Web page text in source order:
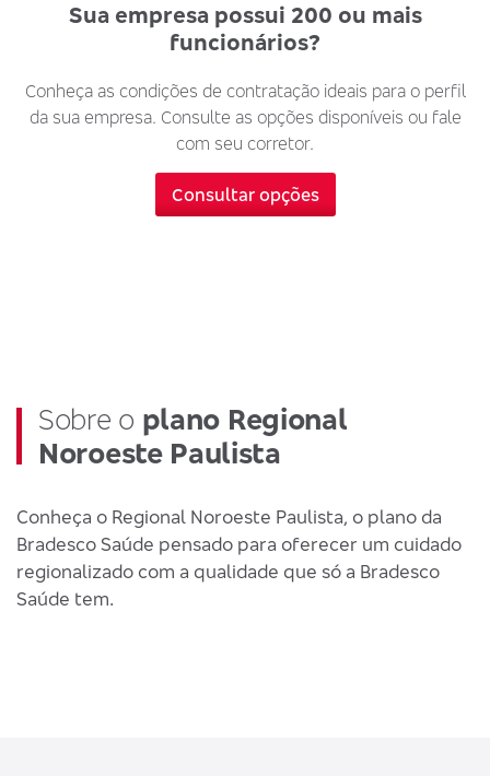
Sua empresa possui 200 ou mais
funcionários?
Conheça as condições de contratação ideais para o perfil
da sua empresa. Consulte as opções disponíveis ou fale
com seu corretor.
Consultar opções
Sobre o plano Regional
Noroeste Paulista
Conheça o Regional Noroeste Paulista, o plano da
Bradesco Saúde pensado para oferecer um cuidado
regionalizado com a qualidade que só a Bradesco
Saúde tem.